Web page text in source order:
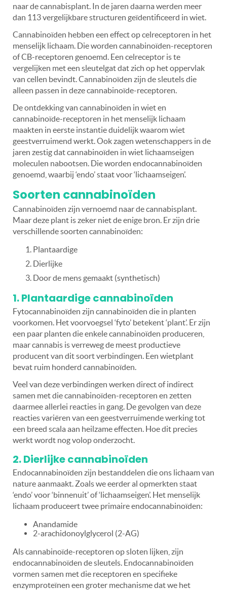
naar de cannabisplant. In de jaren daarna werden meer
dan 113 vergelijkbare structuren geïdentificeerd in wiet.
Cannabinoïden hebben een effect op celreceptoren in het
menselijk lichaam. Die worden cannabinoïden-receptoren
of CB-receptoren genoemd. Een celreceptor is te
vergelijken met een sleutelgat dat zich op het oppervlak
van cellen bevindt. Cannabinoïden zijn de sleutels die
alleen passen in deze cannabinoïde-receptoren.
De ontdekking van cannabinoïden in wiet en
cannabinoïde-receptoren in het menselijk lichaam
maakten in eerste instantie duidelijk waarom wiet
geestverruimend werkt. Ook zagen wetenschappers in de
jaren zestig dat cannabinoïden in wiet lichaamseigen
moleculen nabootsen. Die worden endocannabinoïden
genoemd, waarbij ‘endo’ staat voor ‘lichaamseigen’.
Soorten cannabinoïden
Cannabinoïden zijn vernoemd naar de cannabisplant.
Maar deze plant is zeker niet de enige bron. Er zijn drie
verschillende soorten cannabinoïden:
Plantaardige
Dierlijke
Door de mens gemaakt (synthetisch)
1. Plantaardige cannabinoïden
Fytocannabinoïden zijn cannabinoïden die in planten
voorkomen. Het voorvoegsel ‘fyto’ betekent ‘plant’. Er zijn
een paar planten die enkele cannabinoïden produceren,
maar cannabis is verreweg de meest productieve
producent van dit soort verbindingen. Een wietplant
bevat ruim honderd cannabinoïden.
Veel van deze verbindingen werken direct of indirect
samen met die cannabinoïden-receptoren en zetten
daarmee allerlei reacties in gang. De gevolgen van deze
reacties variëren van een geestverruimende werking tot
een breed scala aan heilzame effecten. Hoe dit precies
werkt wordt nog volop onderzocht.
2. Dierlijke cannabinoïden
Endocannabinoïden zijn bestanddelen die ons lichaam van
nature aanmaakt. Zoals we eerder al opmerkten staat
‘endo’ voor ‘binnenuit’ of ‘lichaamseigen’. Het menselijk
lichaam produceert twee primaire endocannabinoïden:
Anandamide
2-arachidonoylglycerol (2-AG)
Als cannabinoïde-receptoren op sloten lijken, zijn
endocannabinoïden de sleutels. Endocannabinoïden
vormen samen met die receptoren en specifieke
enzymproteïnen een groter mechanisme dat we het